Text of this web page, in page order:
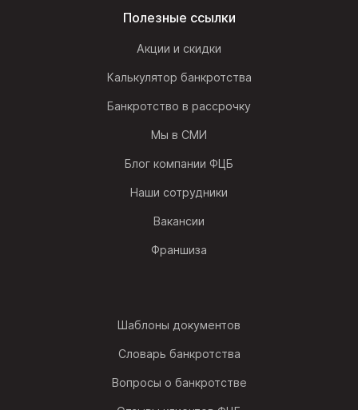
Полезные ссылки
Акции и скидки
Калькулятор банкротства
Банкротство в рассрочку
Мы в СМИ
Блог компании ФЦБ
Наши сотрудники
Вакансии
Франшиза
Шаблоны документов
Словарь банкротства
Вопросы о банкротстве